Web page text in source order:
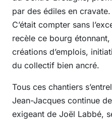
par des édiles en
C’était compter sans
recèle ce bourg
créations d’emplois,
du collectif bien ancré.
Tous ces chantiers
Jean-Jacques continue
exigeant de Joël Labbé,